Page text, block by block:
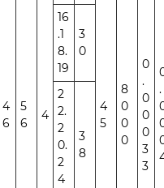
4
6
5
6
4
4
5
8
0
0
0
0
.
0
0
0
3
3
.
16
.1
8.
19
3
0
2
2.
2
0.
2
4
3
8